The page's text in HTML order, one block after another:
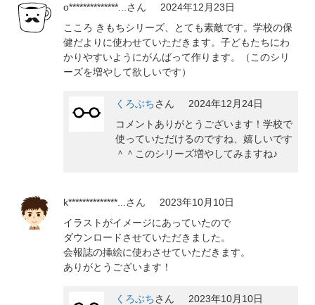
o**************... さん
2024年12月23日
こころ きもちシリーズ、とても素敵です。学校の保
健だよりに使わせていただきます。子どもたちにわ
かりやすいようにがんばって作ります。（このシリ
ーズを増やして欲しいです）
くろぶちさん
2024年12月24日
コメントありがとうございます！学校で
使っていただけるのですね、嬉しいです
＾＾このシリーズ増やしてみますね♪
k**************... さん
2023年10月10日
イラストがイメージにあっていたので
ダウンロードさせていただきました。
会報誌の挿絵に使わさせていただきます。
ありがとうございます！
くろぶちさん
2023年10月10日